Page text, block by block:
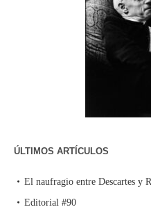
ÚLTIMOS ARTÍCULOS
El naufragio entre Descartes y
Editorial #90